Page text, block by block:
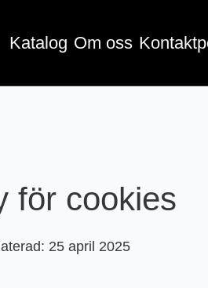
Katalog Om oss
för cookies
25 april 2025